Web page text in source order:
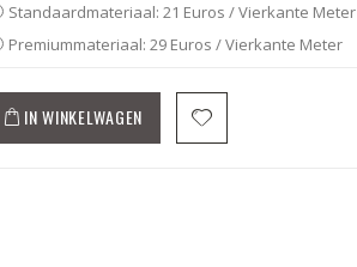
Standaardmateriaal: 21 Euros / Vierkante Meter
Premiummateriaal: 29 Euros / Vierkante Meter
IN WINKELWAGEN